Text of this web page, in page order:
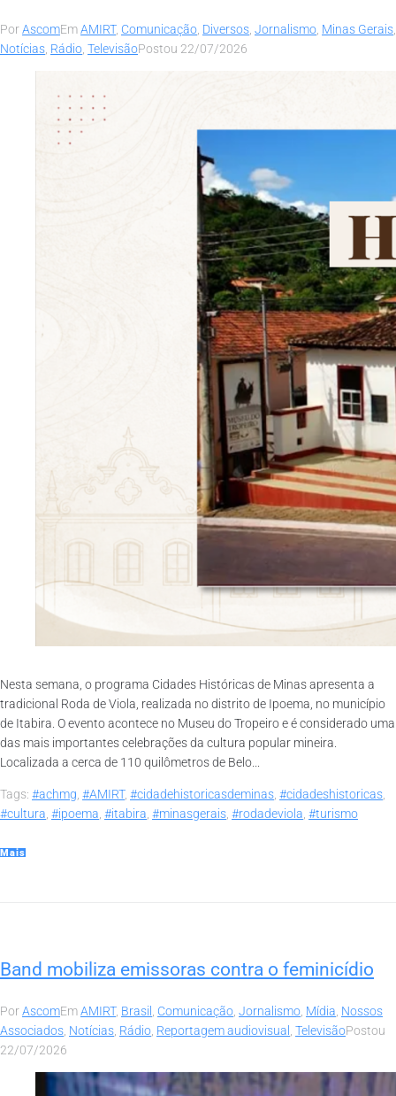
PorAscomEmAMIRT, Comunicação, Diversos, Jornalismo, Minas Gerais,
Notícias, Rádio, TelevisãoPostou 22/07/2026
Nesta semana, o programa Cidades Históricas de Minas apresenta a
tradicional Roda de Viola, realizada no distrito de Ipoema, no município
de Itabira. O evento acontece no Museu do Tropeiro e é considerado uma
das mais importantes celebrações da cultura popular mineira.
Localizada a cerca de 110 quilômetros de Belo...
Tags: #achmg, #AMIRT, #cidadehistoricasdeminas, #cidadeshistoricas,
#cultura, #ipoema, #itabira, #minasgerais, #rodadeviola, #turismo
Mais
Band mobiliza emissoras contra o feminicídio
PorAscomEmAMIRT, Brasil , Comunicação, Jornalismo, Mídia, Nossos
Associados, Notícias, Rádio, Reportagem audiovisual , TelevisãoPostou
22/07/2026